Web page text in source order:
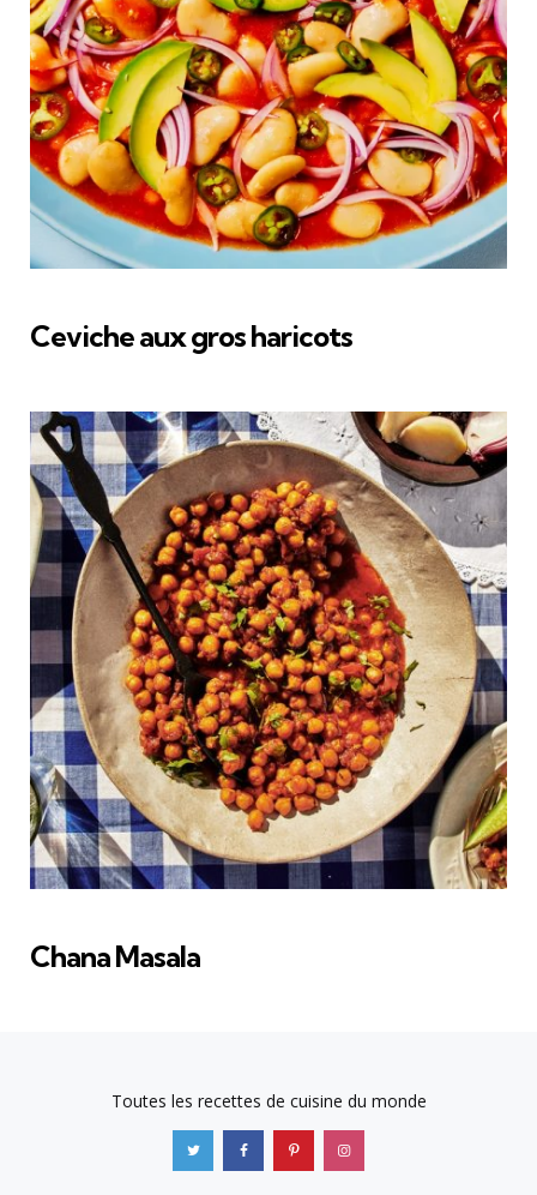
Ceviche aux gros haricots
Chana Masala
Toutes les recettes de cuisine du monde